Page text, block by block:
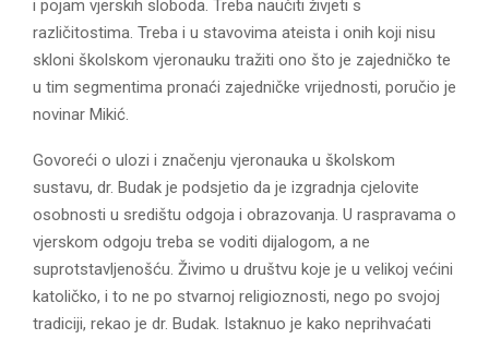
i pojam vjerskih sloboda. Treba naučiti živjeti s
različitostima. Treba i u stavovima ateista i onih koji nisu
skloni školskom vjeronauku tražiti ono što je zajedničko te
u tim segmentima pronaći zajedničke vrijednosti, poručio je
novinar Mikić.
Govoreći o ulozi i značenju vjeronauka u školskom
sustavu, dr. Budak je podsjetio da je izgradnja cjelovite
osobnosti u središtu odgoja i obrazovanja. U raspravama o
vjerskom odgoju treba se voditi dijalogom, a ne
suprotstavljenošću. Živimo u društvu koje je u velikoj većini
katoličko, i to ne po stvarnoj religioznosti, nego po svojoj
tradiciji, rekao je dr. Budak. Istaknuo je kako neprihvaćati